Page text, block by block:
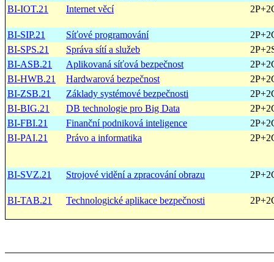
BI-IOT.21
Internet věcí
BI-SIP.21 Síťové programování
BI-SPS.21
Správa sítí a služeb
BI-ASB.21
Aplikovaná síťová bezpečnost
BI-HWB.21
Hardwarová bezpečnost
BI-ZSB.21
Základy systémové bezpečnosti
BI-BIG.21
DB technologie pro Big Data
BI-FBI.21
Finanční podniková inteligence
BI-PAI.21
Právo a informatika
BI-SVZ.21 Strojové vidění a zpracování obrazu
BI-TAB.21 Technologické aplikace bezpečnosti